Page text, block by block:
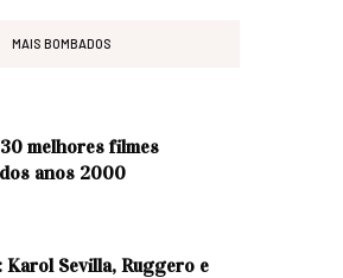
MAIS BOMBADOS
melhores filmes
anos 2000
Karol Sevilla, Ruggero e